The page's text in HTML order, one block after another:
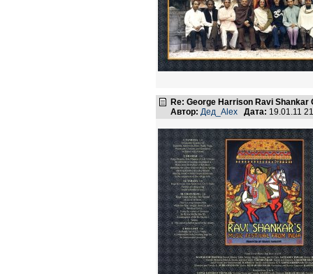
Re: George Harrison Ravi
Автор: Дед_Alex Дата: 19.01.11